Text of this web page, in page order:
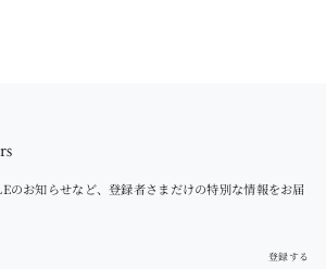
のお知らせなど、登録者さまだけの特別な情報をお届
登録する